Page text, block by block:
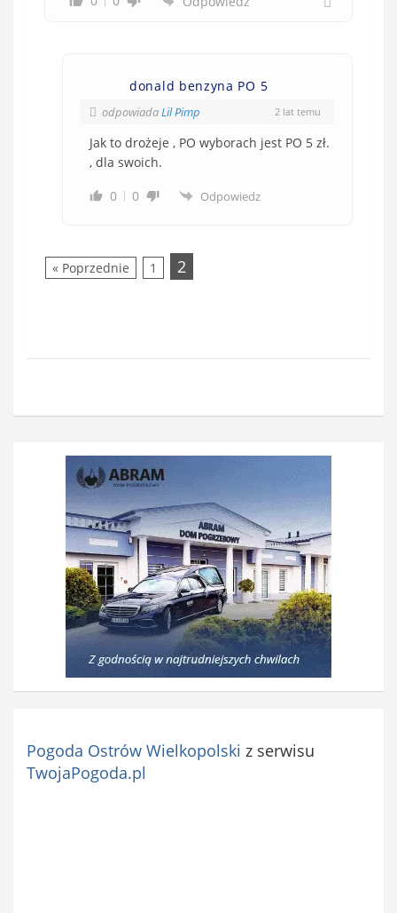
donald benzyna PO 5
odpowiadaLil Pimp 2 lat temu
Jak to drożeje , PO wyborach jest PO 5 zł.
, dla swoich.
0
0 Odpowiedz
« Poprzednie 1 2
Pogoda Ostrów Wielkopolski z serwisu
TwojaPogoda.pl